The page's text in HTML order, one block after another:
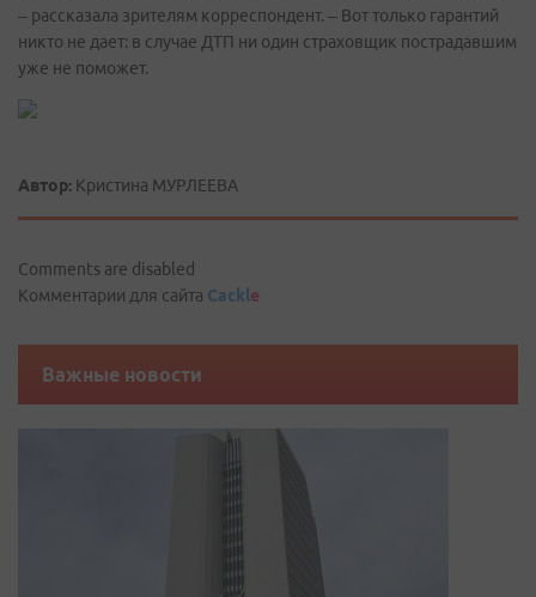
– рассказала зрителям корреспондент. – Вот только гарантий
никто не дает: в случае ДТП ни один страховщик пострадавшим
уже не поможет.
Автор: Кристина МУРЛЕЕВА
Comments are disabled
Комментарии для сайта Cackle
Важные новости